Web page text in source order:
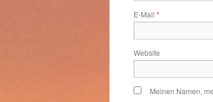
E-Mail *
Website
Meinen Namen,